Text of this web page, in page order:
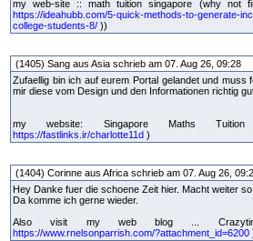
my web-site :: math tuition singapore (why not
https://ideahubb.com/5-quick-methods-to-generate-
college-students-8/ ))
(1405) Sang aus Asia schrieb am 07. Aug 26, 09:28
Zufaellig bin ich auf eurem Portal gelandet und muss
mir diese vom Design und den Informationen richtig
my website: Singapore Maths
https://fastlinks.ir/charlotte11d )
(1404) Corinne aus Africa schrieb am 07. Aug 26,
Hey Danke fuer die schoene Zeit hier. Macht weiter so.
Da komme ich gerne wieder.
Also visit my web blog ...
https://www.rnelsonparrish.com/?attachment_id=6200